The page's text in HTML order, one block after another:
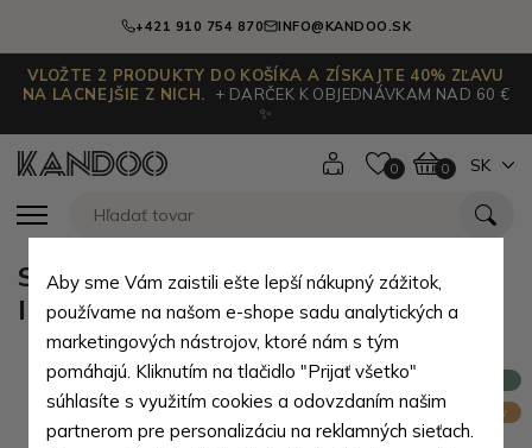
+421 910 754 870 INFO@KANDOO.SK
VLOŽTE 2 PRODUKTY DO KOŠÍKA A ZÍSKAJTE 40% ZĽAVU
NA LACNEJŠIE Z NICH.
+ DARČEK K OBJEDNÁVKAM NAD 60 €
✨
0 0 SK
Do kabíny
Sivý kvalitný malý cestovný kufor
Ilkin
Aby sme Vám zaistili ešte lepší nákupný zážitok,
používame na našom e-shope sadu analytických a
marketingových nástrojov, ktoré nám s tým
pomáhajú. Kliknutím na tlačidlo "Prijať všetko"
súhlasíte s využitím cookies a odovzdaním našim
partnerom pre personalizáciu na reklamných sieťach.